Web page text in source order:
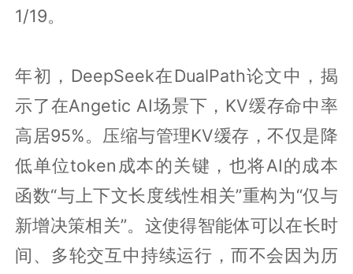
1/19。
年初，DeepSeek在DualPath论文中，揭
示了在Angetic AI场景下，KV缓存命中率
高居95%。压缩与管理KV缓存，不仅是降
低单位token成本的关键，也将AI的成本
函数“与上下文长度线性相关”重构为“仅与
新增决策相关”。这使得智能体可以在长时
间、多轮交互中持续运行，而不会因为历